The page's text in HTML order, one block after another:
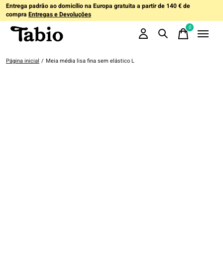
Entrega padrão ao domicílio na Europa gratuita a partir de 140 € de
compra Entregas e Devoluções
0items
Página inicial / Meia média lisa fina sem elástico L